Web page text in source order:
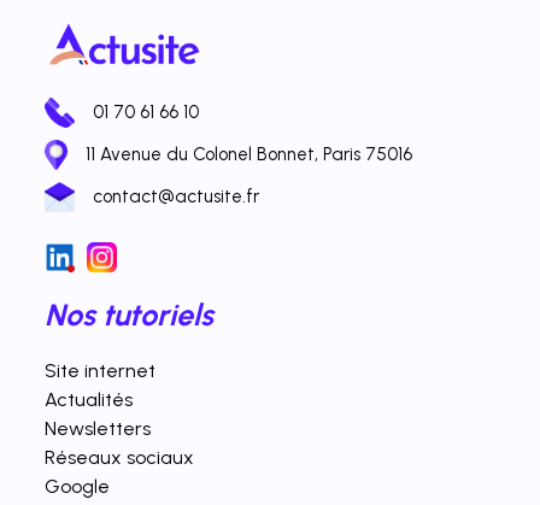
01 70 61 66 10
11 Avenue du Colonel Bonnet, Paris 75016
contact@actusite.fr
Nos tutoriels
Site internet
Actualités
Newsletters
Réseaux sociaux
Google